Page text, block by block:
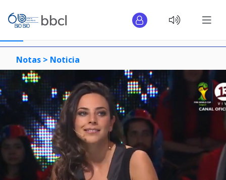
Notas > Noticia